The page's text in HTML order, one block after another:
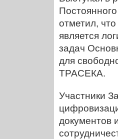
отметил,
является
задач
для
ТРАСЕКА.
Участники
документов